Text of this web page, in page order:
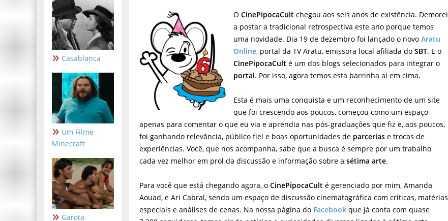
Casablanca
Um Filme
Minecraft
Garota
OCinePipocaCult chegou aos seis anos de existência. Demorei
a postar a tradicional retrospectiva este ano porque temos
uma novidade. Dia 19 de dezembro foi lançado o novoAratu
Online, portal da TV Aratu, emissora local afiliada doSBT. E o
CinePipocaCulté um dos blogs selecionados para integrar o
portal. Por isso, agora temos esta barrinha aí em cima.
Esta é mais uma conquista e um reconhecimento de um site
que foi crescendo aos poucos, começou como um espaço
apenas para comentar o que eu via e aprendia nas pós-graduações que fiz e, aos poucos,
foi ganhando relevância, público fiel e boas oportunidades de parcerias e trocas de
experiências. Você, que nos acompanha, sabe que a busca é sempre por um trabalho
cada vez melhor em prol da discussão e informação sobre asétima arte.
Para você que está chegando agora, oCinePipocaCult é gerenciado por mim, Amanda
Aouad, e Ari Cabral, sendo um espaço de discussão cinematográfica com críticas, matérias
especiais e análises de cenas. Na nossa página do Facebook que já conta com quase